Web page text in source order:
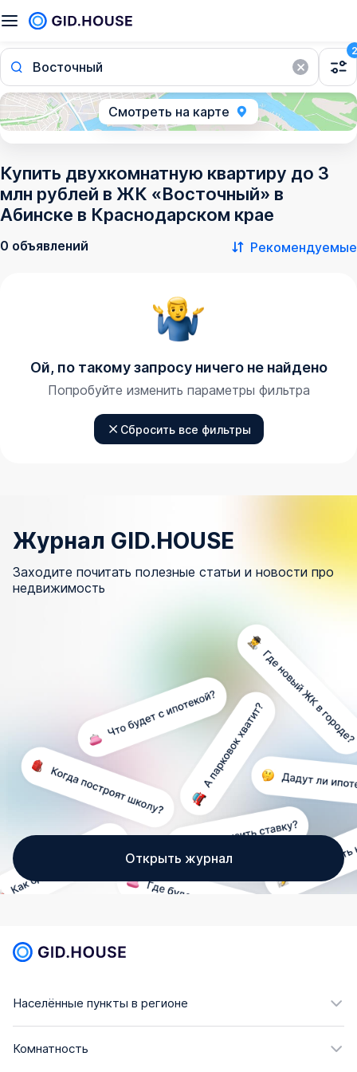
Восточный
2
Смотреть на карте
Купить двухкомнатную квартиру до 3
млн рублей в ЖК «Восточный» в
Абинске в Краснодарском крае
0 объявлений Рекомендуемые
Ой, по такому запросу ничего не найдено
Попробуйте изменить параметры фильтра
Сбросить все фильтры
Журнал GID.HOUSE
Заходите почитать полезные статьи и новости про
недвижимость
Открыть журнал
Населённые пункты в регионе
Комнатность